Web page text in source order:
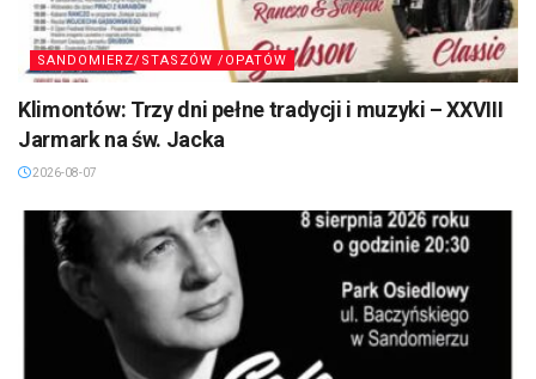
SANDOMIERZ/STASZÓW /OPATÓW
Klimontów: Trzy dni pełne tradycji i muzyki – XXVIII
Jarmark na św. Jacka
2026-08-07